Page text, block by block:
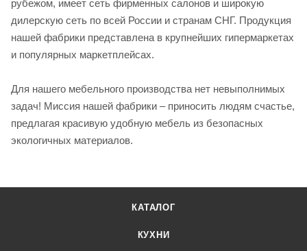
рубежом, имеет сеть фирменных салонов и широкую
дилерскую сеть по всей России и странам СНГ. Продукция
нашей фабрики представлена в крупнейших гипермаркетах
и популярных маркетплейсах.
Для нашего мебельного производства нет невыполнимых
задач! Миссия нашей фабрики – приносить людям счастье,
предлагая красивую удобную мебель из безопасных
экологичных материалов.
КАТАЛОГ
КУХНИ